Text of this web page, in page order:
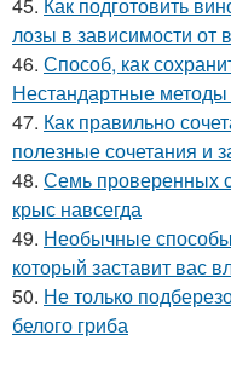
лозы в зависимости от
46. Способ, как
Нестандартные
47. Как правильно
полезные сочетания и
48. Семь проверенных
крыс навсегда
49. Необычные
который заставит вас
50. Не только
белого гриба